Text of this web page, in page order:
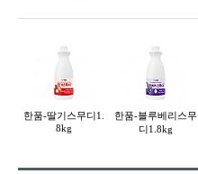
한품-딸기스무디1.
8kg
한품-블루베리스무
디1.8kg